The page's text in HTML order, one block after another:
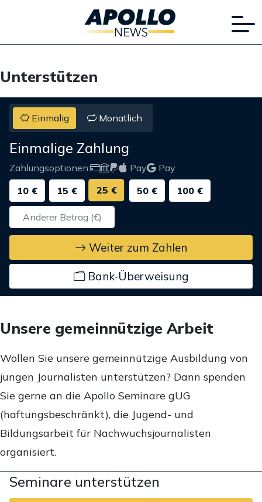
Unterstützen
Einmalig Monatlich
Einmalige Zahlung
Zahlungsoptionen: Pay
Pay
10 €
15 € 25 € 50 € 100 €
Weiter zum Zahlen
Bank-Überweisung
Unsere gemeinnützige Arbeit
Wollen Sie unsere gemeinnützige Ausbildung von
jungen Journalisten unterstützen? Dann spenden
Sie gerne an die Apollo Seminare gUG
(haftungsbeschränkt), die Jugend- und
Bildungsarbeit für Nachwuchsjournalisten
organisiert.
Seminare unterstützen